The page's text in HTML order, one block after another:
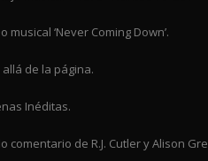
musical ‘Never Coming Down’.
allá de la página.
Inéditas.
comentario de R.J. Cutler y Alison